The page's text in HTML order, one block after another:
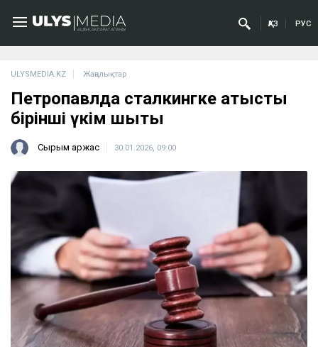
ҚАЗ РУС
ULYSMEDIA.KZ Жаңалықтар
Петропавлда сталкингке қатысты
бірінші үкім шықты
Сырым Қаржас 30.01.2026, 09:00